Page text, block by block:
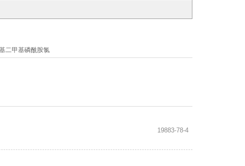
二甲基磷酰胺氯
19883-78-4